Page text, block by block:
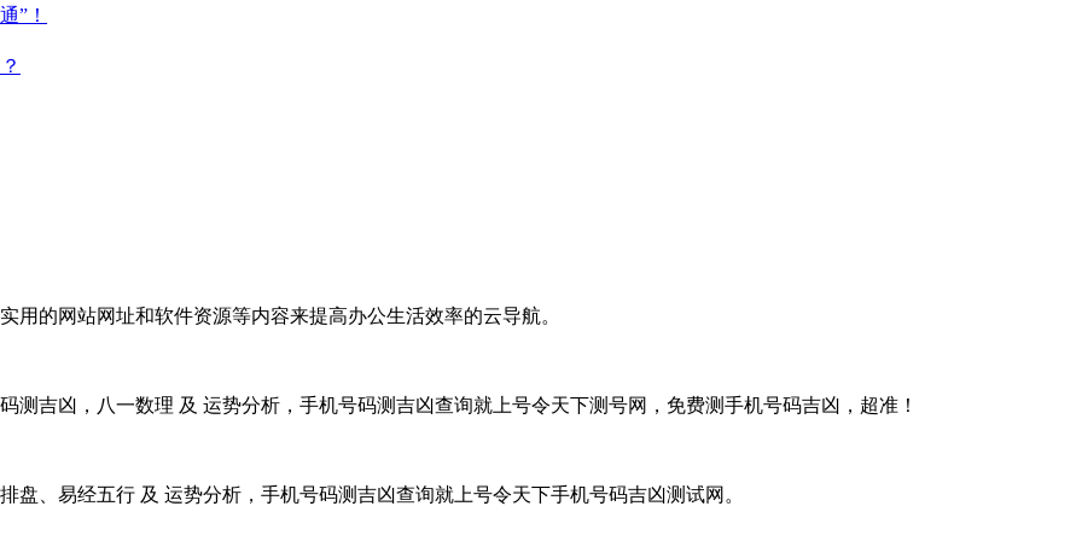
”！
的网站网址和软件资源等内容来提高办公生活效率的云导航。
测吉凶，八一数理 及 运势分析，手机号码测吉凶查询就上号令天下测号网，免费测手机号码吉凶，超准！
、易经五行 及 运势分析，手机号码测吉凶查询就上号令天下手机号码吉凶测试网。